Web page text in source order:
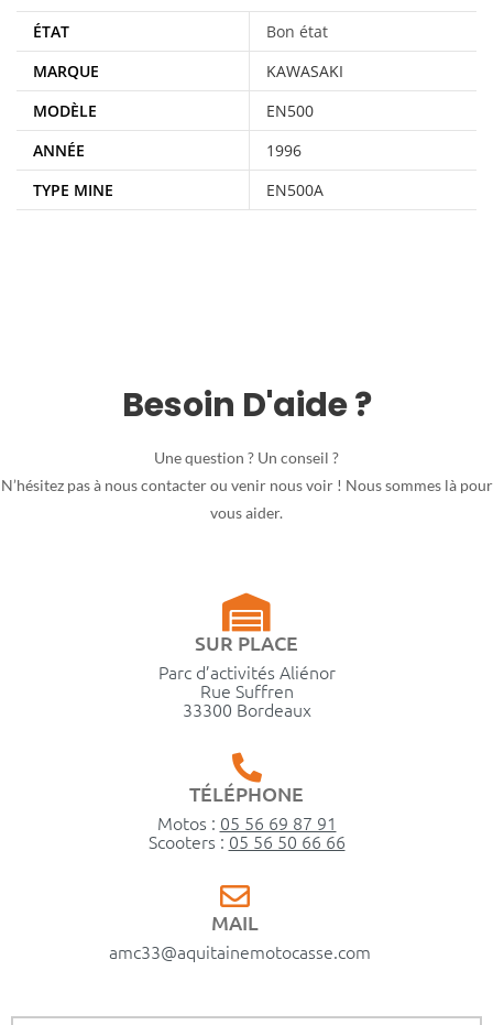
ÉTAT
Bon état
MARQUE
KAWASAKI
MODÈLE
EN500
ANNÉE
1996
TYPE MINE
EN500A
Besoin D'aide ?
Une question ? Un conseil ?
N’hésitez pas à nous contacter ou venir nous voir ! Nous sommes là pour
vous aider.
SUR PLACE
Parc d’activités Aliénor
Rue Suffren
33300 Bordeaux
TÉLÉPHONE
Motos : 05 56 69 87 91
Scooters : 05 56 50 66 66
MAIL
amc33@aquitainemotocasse.com